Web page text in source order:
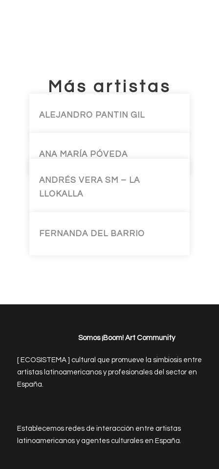
Más artistas
ALEJANDRO PANTIN GIL
ANA MARÍA PÓVEDA
ANDRÉS VERA SM – LA
LLOKALLA
FERNANDA DEL BARRIO
Somos ¡Boom! Art Community
[ ECOSISTEMA ] cultural que promueve la simbiosis entre
artistas latinoamericanos y profesionales del sector en
España.
Establecemos redes de interacción entre artistas
latinoamericanos y agentes culturales en España.